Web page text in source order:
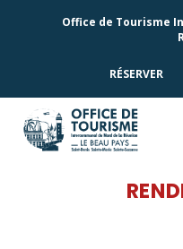
Office de Tourisme
RÉSERVER